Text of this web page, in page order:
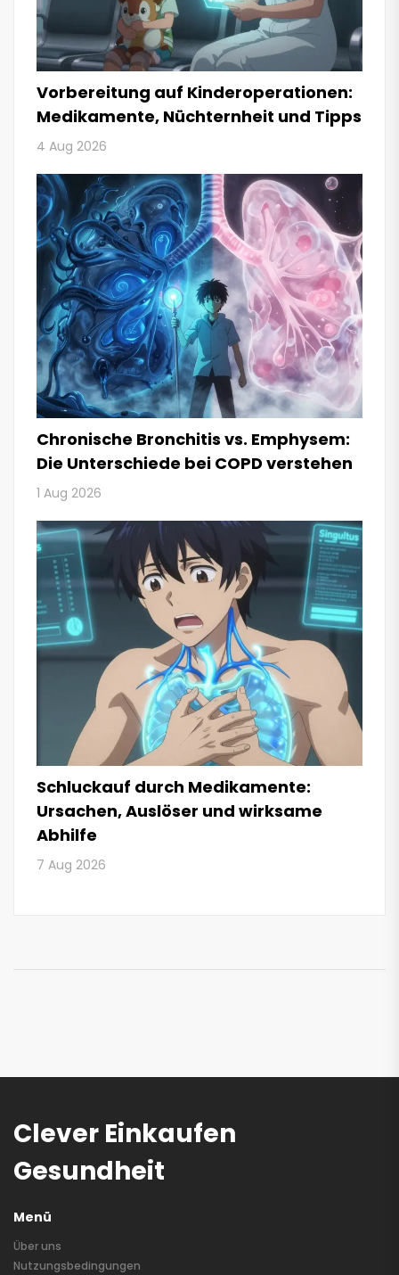
Vorbereitung auf Kinderoperationen:
Medikamente, Nüchternheit und Tipps
4 Aug 2026
Chronische Bronchitis vs. Emphysem:
Die Unterschiede bei COPD verstehen
1 Aug 2026
Schluckauf durch Medikamente:
Ursachen, Auslöser und wirksame
Abhilfe
7 Aug 2026
Clever Einkaufen
Gesundheit
Menü
Über uns
Nutzungsbedingungen